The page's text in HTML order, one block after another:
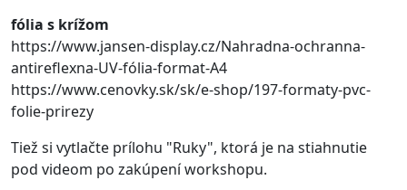
fólia s krížom
https://www.jansen-display.cz/Nahradna-ochranna-
antireflexna-UV-fólia-format-A4
https://www.cenovky.sk/sk/e-shop/197-formaty-pvc-
folie-prirezy
Tiež si vytlačte prílohu "Ruky", ktorá je na stiahnutie
pod videom po zakúpení workshopu.